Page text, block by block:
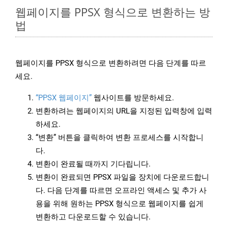
웹페이지를 PPSX 형식으로 변환하는 방
법
웹페이지를 PPSX 형식으로 변환하려면 다음 단계를 따르
세요.
“PPSX 웹페이지” 웹사이트를 방문하세요.
변환하려는 웹페이지의 URL을 지정된 입력창에 입력
하세요.
“변환” 버튼을 클릭하여 변환 프로세스를 시작합니
다.
변환이 완료될 때까지 기다립니다.
변환이 완료되면 PPSX 파일을 장치에 다운로드합니
다. 다음 단계를 따르면 오프라인 액세스 및 추가 사
용을 위해 원하는 PPSX 형식으로 웹페이지를 쉽게
변환하고 다운로드할 수 있습니다.